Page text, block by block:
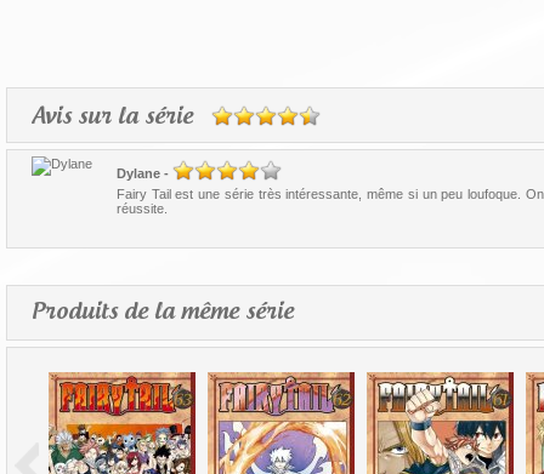
Avis sur la série
Dylane -
Fairy Tail est une série très intéressante, même si un peu loufoque.
réussite.
Produits de la même série